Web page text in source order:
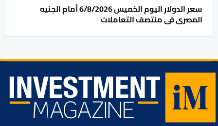
سعر الدولار اليوم الخميس 6/8/2026 أمام الجنيه
المصرى فى منتصف التعاملات